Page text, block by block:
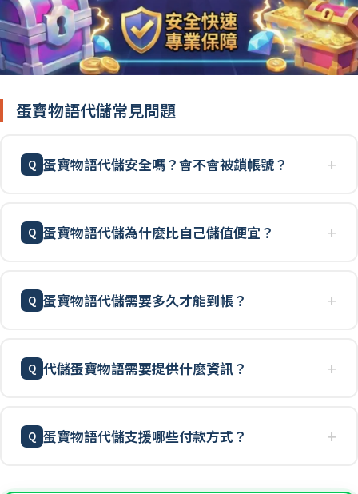
蛋寶物語代儲常見問題
蛋寶物語代儲安全嗎？會不會被鎖帳號？
蛋寶物語代儲為什麼比自己儲值便宜？
蛋寶物語代儲需要多久才能到帳？
代儲蛋寶物語需要提供什麼資訊？
蛋寶物語代儲支援哪些付款方式？